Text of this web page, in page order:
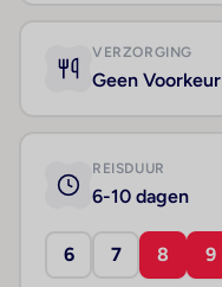
VERZORGING
Geen Voorkeur
REISDUUR
6-10 dagen
6 7 8 9